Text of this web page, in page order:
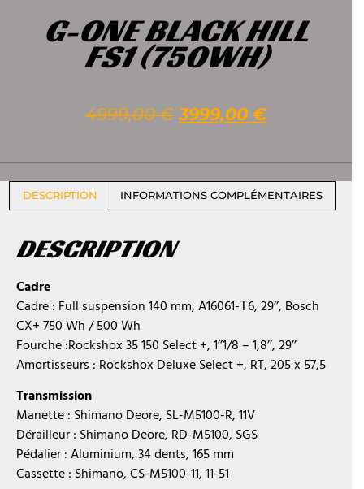
G-ONE BLACK HILL
FS1 (750WH)
4999,00€ 3999,00 €
DESCRIPTION INFORMATIONS COMPLÉMENTAIRES
DESCRIPTION
Cadre
Cadre : Full suspension 140 mm, A16061-Т6, 29’’, Bosch
CX+ 750 Wh / 500 Wh
Fourche :Rockshox 35 150 Select +, 1’’1/8 – 1,8’’, 29’’
Amortisseurs : Rockshox Deluxe Select +, RT, 205 x 57,5
Transmission
Manette : Shimano Deore, SL-M5100-R, 11V
Dérailleur : Shimano Deore, RD-M5100, SGS
Pédalier : Aluminium, 34 dents, 165 mm
Cassette : Shimano, CS-M5100-11, 11-51